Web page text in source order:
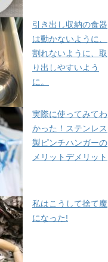
引き出し収納の食器
は動かないように、
割れないように、取
り出しやすいよう
に。
実際に使ってみてわ
かった！ステンレス
製ピンチハンガーの
メリットデメリット
私はこうして捨て魔
になった!